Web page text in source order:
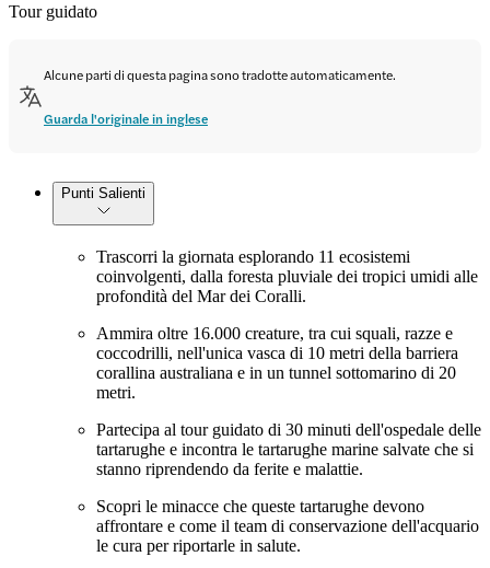
Tour guidato
Alcune parti di questa pagina sono tradotte automaticamente.
Guarda l'originale in inglese
Punti Salienti
Trascorri la giornata esplorando 11 ecosistemi
coinvolgenti, dalla foresta pluviale dei tropici umidi alle
profondità del Mar dei Coralli.
Ammira oltre 16.000 creature, tra cui squali, razze e
coccodrilli, nell'unica vasca di 10 metri della barriera
corallina australiana e in un tunnel sottomarino di 20
metri.
Partecipa al tour guidato di 30 minuti dell'ospedale delle
tartarughe e incontra le tartarughe marine salvate che si
stanno riprendendo da ferite e malattie.
Scopri le minacce che queste tartarughe devono
affrontare e come il team di conservazione dell'acquario
le cura per riportarle in salute.